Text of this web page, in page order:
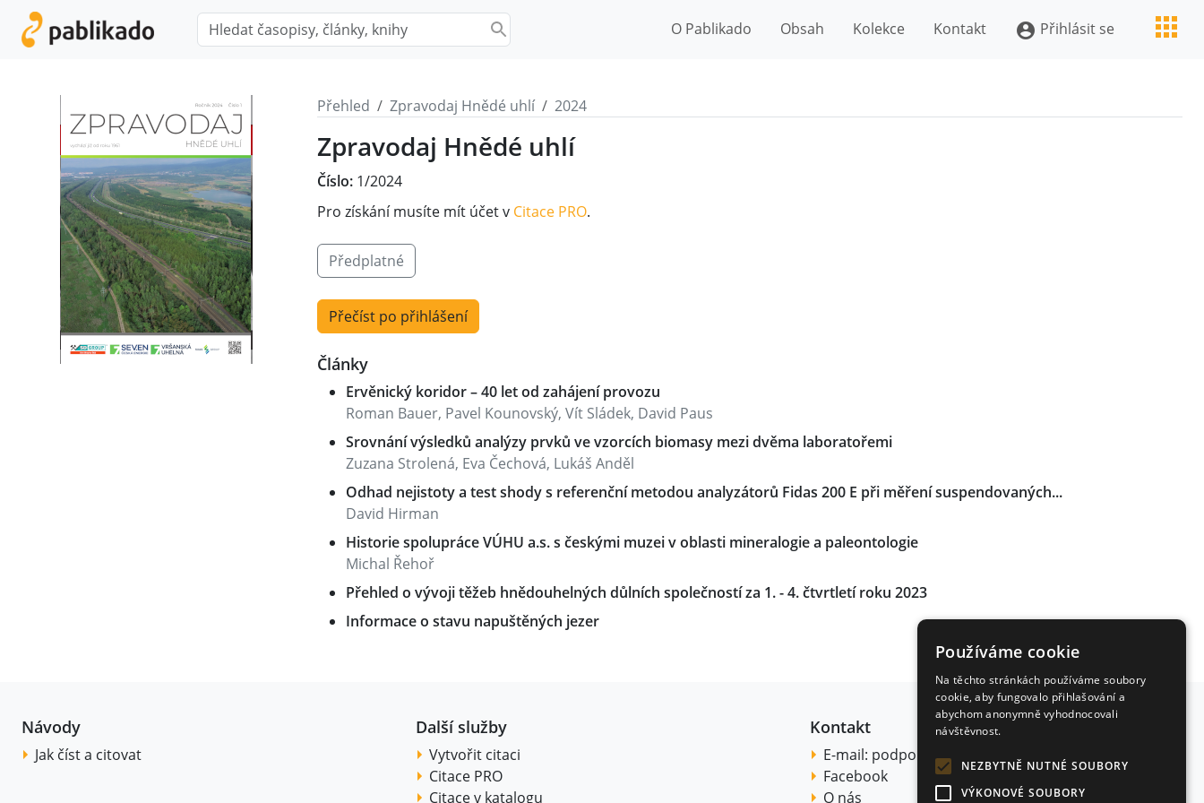
O Pablikado Obsah Kolekce Kontakt account_circle Přihlásit se
Přehled Zpravodaj Hnědé uhlí 2024
Zpravodaj Hnědé uhlí
Číslo: 1/2024
Pro získání musíte mít účet v Citace PRO.
Předplatné
Přečíst po přihlášení
Články
Ervěnický koridor – 40 let od zahájení provozu
Roman Bauer, Pavel Kounovský, Vít Sládek, David Paus
Srovnání výsledků analýzy prvků ve vzorcích biomasy mezi dvěma laboratořemi
Zuzana Strolená, Eva Čechová, Lukáš Anděl
Odhad nejistoty a test shody s referenční metodou analyzátorů Fidas 200 E při měření suspendovaných...
David Hirman
Historie spolupráce VÚHU a.s. s českými muzei v oblasti mineralogie a paleontologie
Michal Řehoř
Přehled o vývoji těžeb hnědouhelných důlních společností za 1. - 4. čtvrtletí roku 2023
Informace o stavu napuštěných jezer
Návody
Jak číst a citovat
Další služby
Vytvořit citaci
Citace PRO
Citace v katalogu
Kontakt
E-mail: podpora@citace.com
Facebook
O nás
Používáme cookie
Na těchto stránkách používáme soubory
cookie, aby fungovalo přihlašování a
abychom anonymně vyhodnocovali
návštěvnost.
NEZBYTNĚ NUTNÉ SOUBORY
VÝKONOVÉ SOUBORY